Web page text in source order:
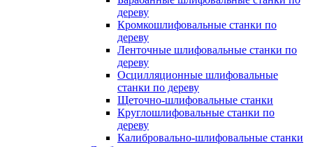
дереву
Кромкошлифовальные станки по
дереву
Ленточные шлифовальные станки по
дереву
Осцилляционные шлифовальные
станки по дереву
Щеточно-шлифовальные станки
Круглошлифовальные станки по
дереву
Калибровально-шлифовальные станки